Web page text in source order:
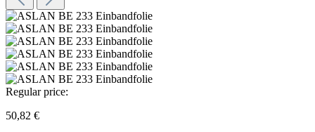
Regular price:
50,82 €